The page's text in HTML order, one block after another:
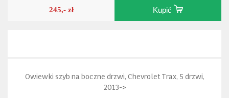
245,- zł Kupić
Owiewki szyb na boczne drzwi, Chevrolet Trax, 5 drzwi,
2013->